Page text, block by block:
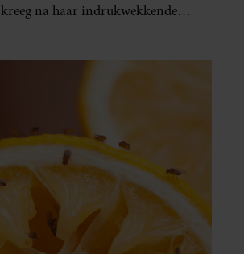
kreeg na haar indrukwekkende